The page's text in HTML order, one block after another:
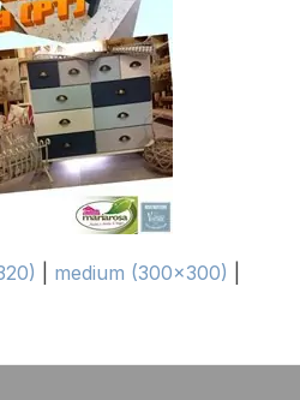
medium (300x300)